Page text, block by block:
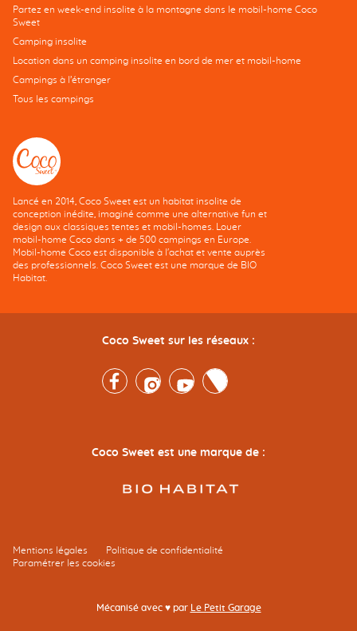
Partez en week-end insolite à la montagne dans le mobil-home Coco
Sweet
Camping insolite
Location dans un camping insolite en bord de mer et mobil-home
Campings à l’étranger
Tous les campings
Lancé en 2014, Coco Sweet est un habitat insolite de
conception inédite, imaginé comme une alternative fun et
design aux classiques tentes et mobil-homes. Louer
mobil-home Coco dans + de 500 campings en Europe.
Mobil-home Coco est disponible à l'achat et vente auprès
des professionnels. Coco Sweet est une marque de BIO
Habitat.
Coco Sweet sur les réseaux :
FacebookInstagramYoutubeTwitter
Coco Sweet est une marque de :
Mentions légales
Politique de confidentialité
Paramétrer les cookies
Mécanisé avec ♥ par Le Petit Garage